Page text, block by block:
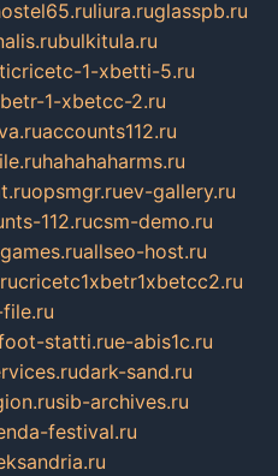
liura.ruglasspb.ru
bulkitula.ru
1-xbetti-5.ru
1-xbetcc-2.ru
accounts112.ru
hahahaharms.ru
opsmgr.ruev-gallery.ru
112.rucsm-demo.ru
allseo-host.ru
cricetc1xbetr1xbetcc2.ru
statti.rue-abis1c.ru
dark-sand.ru
sib-archives.ru
festival.ru